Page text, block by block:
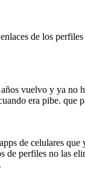
de los
vuelvo y ya no
era pibe. que
de celulares
de perfiles no las